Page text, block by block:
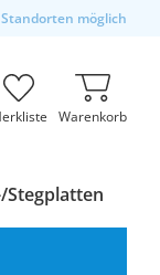
möglich
Warenkorb